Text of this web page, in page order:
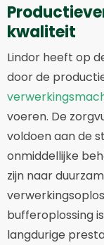
kwaliteit
Lindor heeft op
door de
voeren. De
voldoen aan de
onmiddellijke
zijn naar
bufferoplossing
langdurige